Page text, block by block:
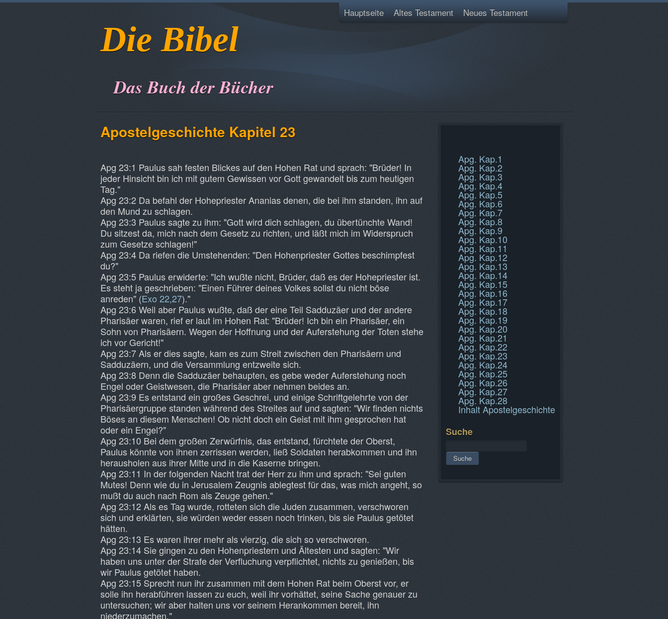
Die Bibel
Das Buch der Bücher
Hauptseite Altes Testament Neues Testament
Apostelgeschichte Kapitel 23
Apg 23:1 Paulus sah festen Blickes auf den Hohen Rat und sprach: "Brüder! In
jeder Hinsicht bin ich mit gutem Gewissen vor Gott gewandelt bis zum heutigen
Tag."
Apg 23:2 Da befahl der Hohepriester Ananias denen, die bei ihm standen, ihn auf
den Mund zu schlagen.
Apg 23:3 Paulus sagte zu ihm: "Gott wird dich schlagen, du übertünchte Wand!
Du sitzest da, mich nach dem Gesetz zu richten, und läßt mich im Widerspruch
zum Gesetze schlagen!"
Apg 23:4 Da riefen die Umstehenden: "Den Hohenpriester Gottes beschimpfest
du?"
Apg 23:5 Paulus erwiderte: "Ich wußte nicht, Brüder, daß es der Hohepriester ist.
Es steht ja geschrieben: "Einen Führer deines Volkes sollst du nicht böse
anreden" (Exo 22,27)."
Apg 23:6 Weil aber Paulus wußte, daß der eine Teil Sadduzäer und der andere
Pharisäer waren, rief er laut im Hohen Rat: "Brüder! Ich bin ein Pharisäer, ein
Sohn von Pharisäern. Wegen der Hoffnung und der Auferstehung der Toten stehe
ich vor Gericht!"
Apg 23:7 Als er dies sagte, kam es zum Streit zwischen den Pharisäern und
Sadduzäern, und die Versammlung entzweite sich.
Apg 23:8 Denn die Sadduzäer behaupten, es gebe weder Auferstehung noch
Engel oder Geistwesen, die Pharisäer aber nehmen beides an.
Apg 23:9 Es entstand ein großes Geschrei, und einige Schriftgelehrte von der
Pharisäergruppe standen während des Streites auf und sagten: "Wir finden nichts
Böses an diesem Menschen! Ob nicht doch ein Geist mit ihm gesprochen hat
oder ein Engel?"
Apg 23:10 Bei dem großen Zerwürfnis, das entstand, fürchtete der Oberst,
Paulus könnte von ihnen zerrissen werden, ließ Soldaten herabkommen und ihn
herausholen aus ihrer Mitte und in die Kaserne bringen.
Apg 23:11 In der folgenden Nacht trat der Herr zu ihm und sprach: "Sei guten
Mutes! Denn wie du in Jerusalem Zeugnis ablegtest für das, was mich angeht, so
mußt du auch nach Rom als Zeuge gehen."
Apg 23:12 Als es Tag wurde, rotteten sich die Juden zusammen, verschworen
sich und erklärten, sie würden weder essen noch trinken, bis sie Paulus getötet
hätten.
Apg 23:13 Es waren ihrer mehr als vierzig, die sich so verschworen.
Apg 23:14 Sie gingen zu den Hohenpriestern und Ältesten und sagten: "Wir
haben uns unter der Strafe der Verfluchung verpflichtet, nichts zu genießen, bis
wir Paulus getötet haben.
Apg 23:15 Sprecht nun ihr zusammen mit dem Hohen Rat beim Oberst vor, er
solle ihn herabführen lassen zu euch, weil ihr vorhättet, seine Sache genauer zu
untersuchen; wir aber halten uns vor seinem Herankommen bereit, ihn
niederzumachen."
Apg. Kap.1
Apg. Kap.2
Apg. Kap.3
Apg. Kap.4
Apg. Kap.5
Apg. Kap.6
Apg. Kap.7
Apg. Kap.8
Apg. Kap.9
Apg. Kap.10
Apg. Kap.11
Apg. Kap.12
Apg. Kap.13
Apg. Kap.14
Apg. Kap.15
Apg. Kap.16
Apg. Kap.17
Apg. Kap.18
Apg. Kap.19
Apg. Kap.20
Apg. Kap.21
Apg. Kap.22
Apg. Kap.23
Apg. Kap.24
Apg. Kap.25
Apg. Kap.26
Apg. Kap.27
Apg. Kap.28
Inhalt Apostelgeschichte
Suche